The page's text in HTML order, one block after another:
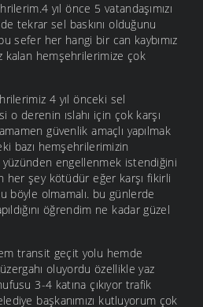
yıl önce 5 vatandaşımızı
tekrar sel baskını olduğunu
sefer her hangi bir can kaybımız
kalan hemşehrilerimize çok
4 yıl önceki sel
o derenin ıslahı için çok karşı
güvenlik amaçlı yapılmak
bazı hemşehrilerimizin
yüzünden engellenmek istendiğini
her şey kötüdür eğer karşı fikirli
böyle olmamalı. bu günlerde
öğrendim ne kadar güzel
transit geçit yolu hemde
oluyordu özellikle yaz
3-4 katına çıkıyor trafik
başkanımızı kutluyorum çok